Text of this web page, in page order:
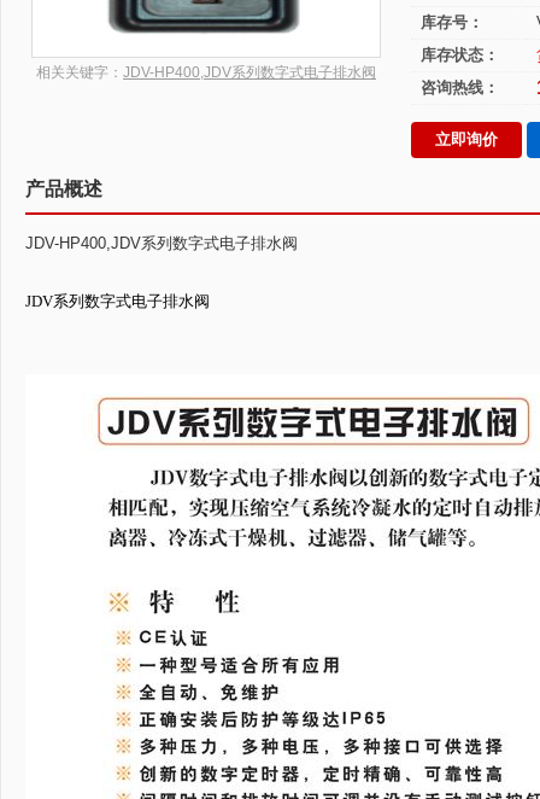
相关关键字： JDV-HP400,JDV系列数字式电子排水阀
库存号：
库存状态：
咨询热线：
立即询价
产品概述
JDV-HP400,JDV系列数字式电子排水阀
JDV系列数字式电子排水阀